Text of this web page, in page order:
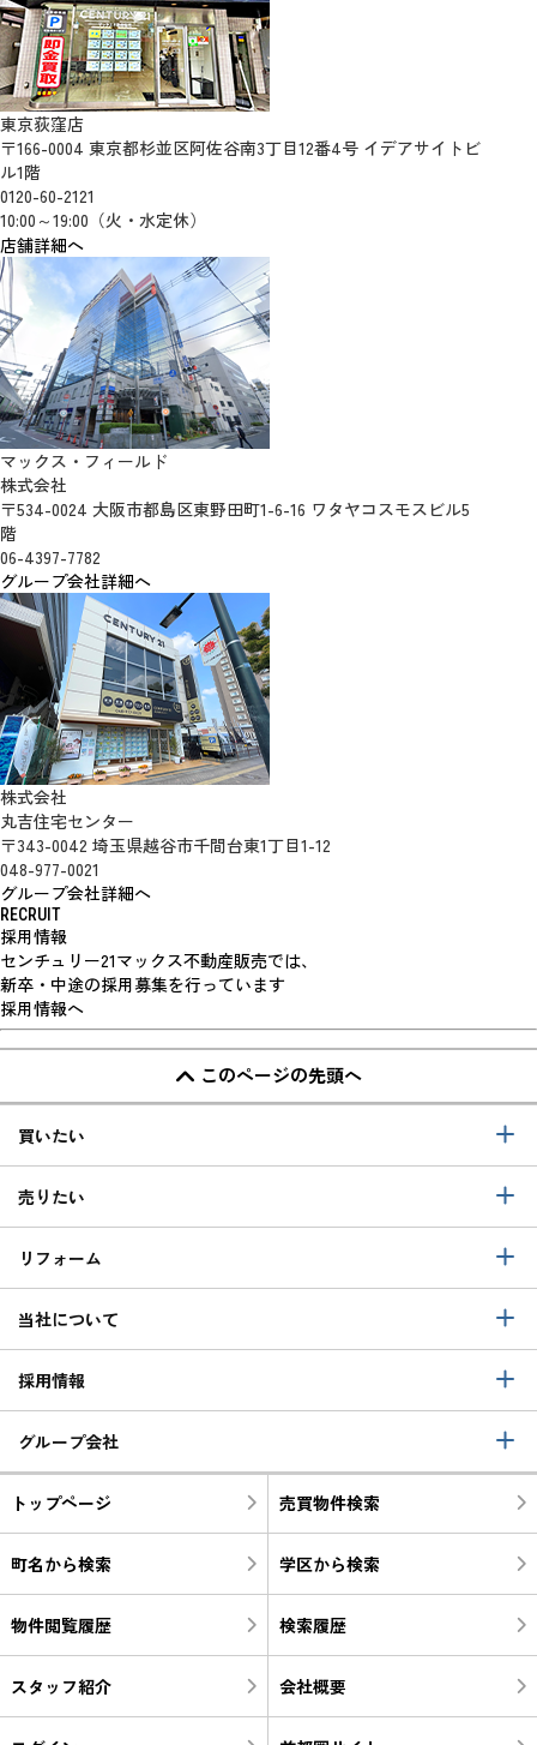
東京荻窪店
〒166-0004 東京都杉並区阿佐谷南3丁目12番4号 イデアサイトビ
ル1階
0120-60-2121
10:00～19:00（火・水定休）
店舗詳細へ
マックス・フィールド
株式会社
〒534-0024 大阪市都島区東野田町1-6-16 ワタヤコスモスビル5
階
06-4397-7782
グループ会社詳細へ
株式会社
丸吉住宅センター
〒343-0042 埼玉県越谷市千間台東1丁目1-12
048-977-0021
グループ会社詳細へ
RECRUIT
採用情報
センチュリー21マックス不動産販売では、
新卒・中途の採用募集を行っています
採用情報へ
このページの先頭へ
買いたい
売りたい
リフォーム
当社について
採用情報
グループ会社
トップページ 売買物件検索
町名から検索 学区から検索
物件閲覧履歴 検索履歴
スタッフ紹介 会社概要